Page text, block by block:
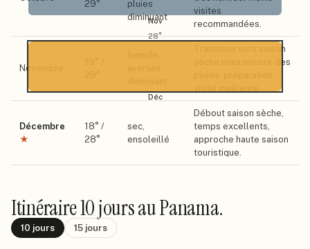
Nov
28°
Déc
29°
pluies
diminuant
visites
recommandées.
Novembre
Transition vers saison
sèche mais encore des
Décembre
★
18° /
28°
sec,
ensoleillé
Débout saison sèche,
temps excellents,
approche haute saison
touristique.
Itinéraire10 joursau Panama.
10 jours 15 jours